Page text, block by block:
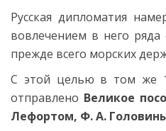
Русская дипломатия
вовлечением в него ряда
прежде всего морских
С этой целью в том же
отправлено Великое
Лефортом, Ф. А.